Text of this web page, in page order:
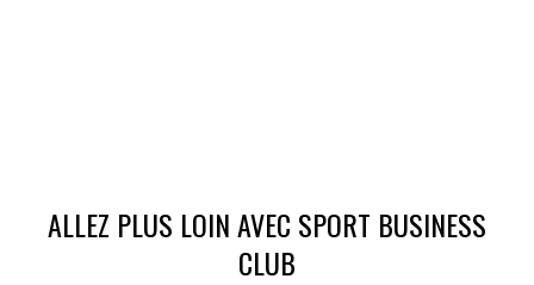
ALLEZ PLUS LOIN AVEC SPORT BUSINESS
CLUB